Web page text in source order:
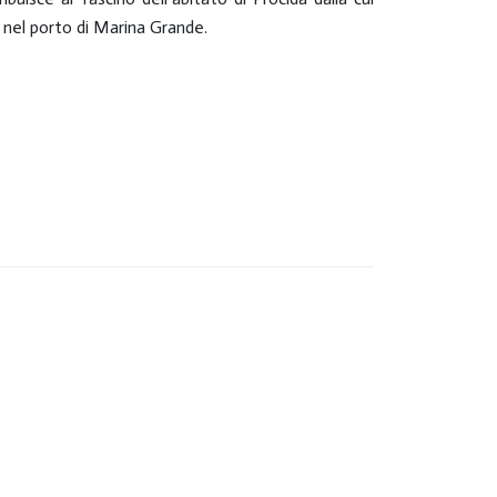
porto di Marina Grande.